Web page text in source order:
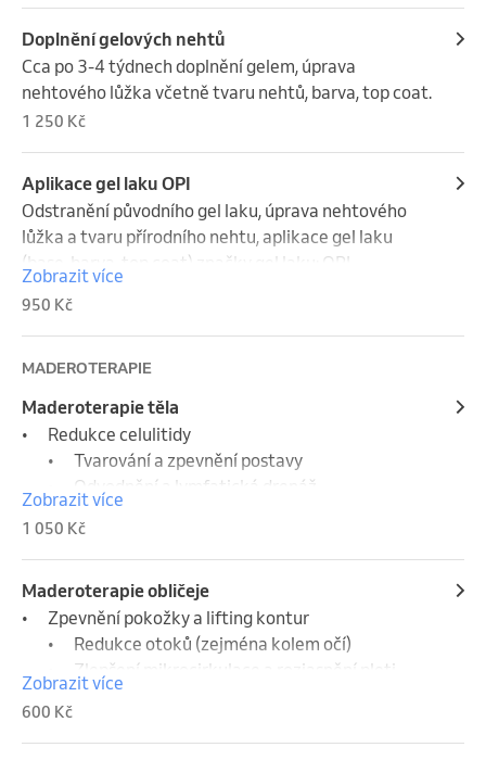
UV nebo LED lampa. Pracujeme s gely značek
Platinum.
Doplnění gelových nehtů
Cca po 3-4 týdnech doplnění gelem, úprava
nehtového lůžka včetně tvaru nehtů, barva, top coat.
1 250 Kč
Aplikace gel laku OPI
Odstranění původního gel laku, úprava nehtového
lůžka a tvaru přírodního nehtu, aplikace gel laku
(base, barva, top coat) značky gel laku: OPI
Zobrazit více
950 Kč
MADEROTERAPIE
Maderoterapie těla
•	Redukce celulitidy
	•	Zrychlení metabolismu tuků
	•	Zlepšení prokrvení a pružnosti pokožky
	•	Uvolnění svalového napětí a detoxikace
organismu
Zobrazit více
1 050 Kč
Maderoterapie obličeje
•	Zpevnění pokožky a lifting kontur
	•	Stimulace tvorby kolagenu a elastinu
	•	Uvolnění napětí ve svalech obličeje (např.
čelist, čelo)
Zobrazit více
600 Kč